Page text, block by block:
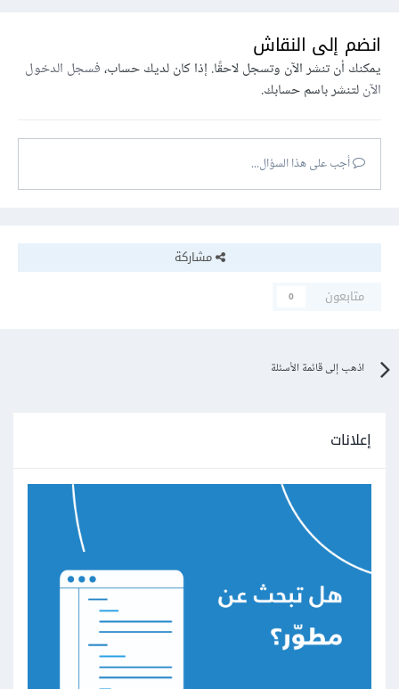
انضم إلى النقاش
يمكنك أن تنشر الآن وتسجل لاحقًا. إذا كان لديك حساب،فسجل الدخول
الآنلتنشر باسم حسابك.
أجب على هذا السؤال...
مشاركة
متابعون
0
اذهب إلى قائمة الأسئلة
إعلانات